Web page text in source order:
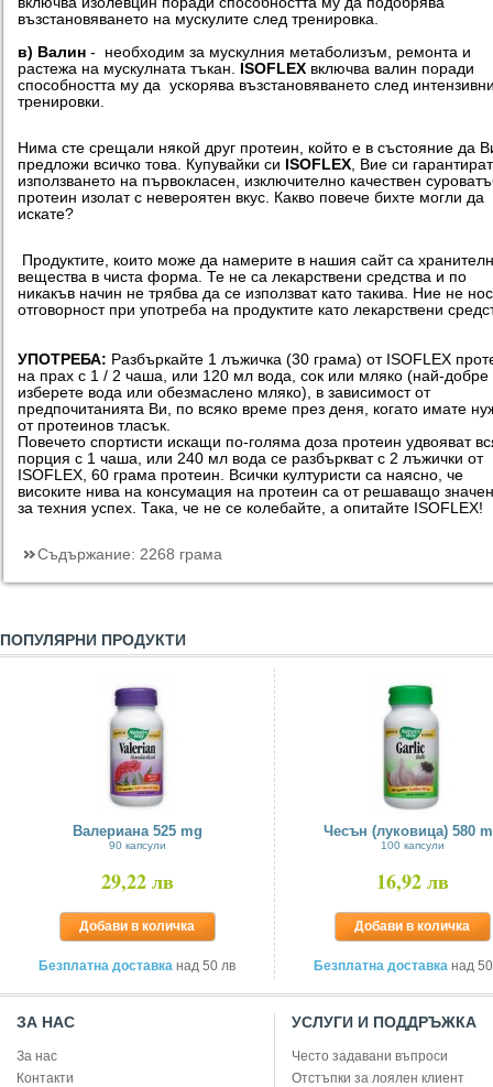
възстановяването на мускулите след тренировка.
в) Валин - необходим за мускулния метаболизъм, ремонта и
растежа на мускулната тъкан. ISOFLEX включва валин поради
способността му да ускорява възстановяването след
тренировки.
Нима сте срещали някой друг протеин, който е в състояние да
предложи всичко това. Купувайки си ISOFLEX, Вие си
използването на първокласен, изключително качествен
протеин изолат с невероятен вкус. Какво повече бихте могли да
искате?
Продуктите, които може да намерите в нашия сайт са
вещества в чиста форма. Те не са лекарствени средства и по
никакъв начин не трябва да се използват като такива. Ние не
отговорност при употреба на продуктите като лекарствени
УПОТРЕБА: Разбъркайте 1 лъжичка (30 грама) от ISOFLEX
на прах с 1 / 2 чаша, или 120 мл вода, сок или мляко (най-добре
изберете вода или обезмаслено мляко), в зависимост от
предпочитанията Ви, по всяко време през деня, когато имате
от протеинов тласък.
Повечето спортисти искащи по-голяма доза протеин удвояват
порция с 1 чаша, или 240 мл вода се разбъркват с 2 лъжички от
ISOFLEX, 60 грама протеин. Всички културисти са наясно, че
високите нива на консумация на протеин са от решаващо
за техния успех. Така, че не се колебайте, а опитайте ISOFLEX!
Съдържание: 2268 грама
ПОПУЛЯРНИ ПРОДУКТИ
Валериана 525 mg
90 капсули
29,22 лв
Добави в количка
Безплатна доставка над 50 лв
Чесън (луковица) 580
100 капсули
16,92 лв
Добави в количка
Безплатна доставка над
ЗА НАС
За нас
Контакти
УСЛУГИ И ПОДДРЪЖКА
Често задавани въпроси
Отстъпки за лоялен клиент